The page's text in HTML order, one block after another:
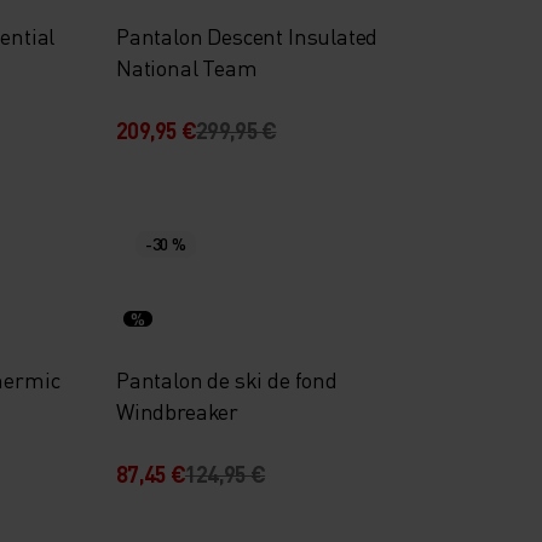
Pantalon Descent Insulated
National Team
209,95 €299,95 €
-30 %
%
Pantalon de ski de fond
Windbreaker
87,45 €124,95 €